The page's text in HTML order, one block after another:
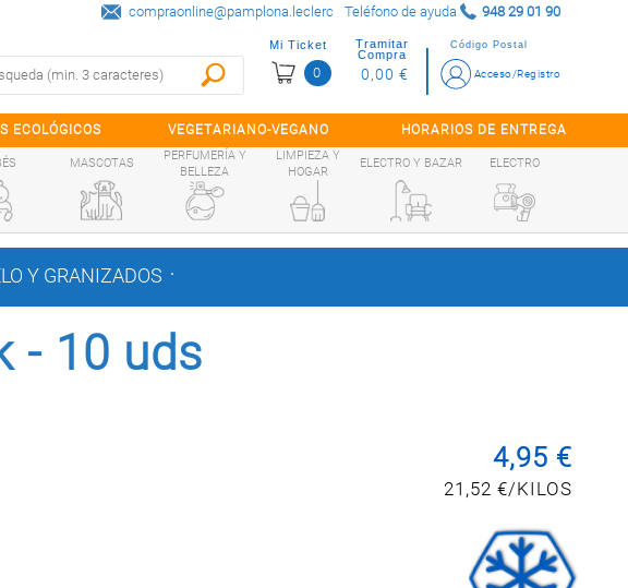
Teléfono de ayuda 948 29 01 90
compraonline@pamplona.leclerc
Código Postal
Acceso/Registro
Mi Ticket
0
Tramitar
Compra
0,00 €
ECOLÓGICOS VEGETARIANO-VEGANO HORARIOS DE ENTREGA
MASCOTAS
PERFUMERÍA Y
BELLEZA
LIMPIEZA Y
HOGAR
ELECTRO Y BAZAR ELECTRO
Y GRANIZADOS .
- 10 uds
4,95 €
21,52 €/KILOS